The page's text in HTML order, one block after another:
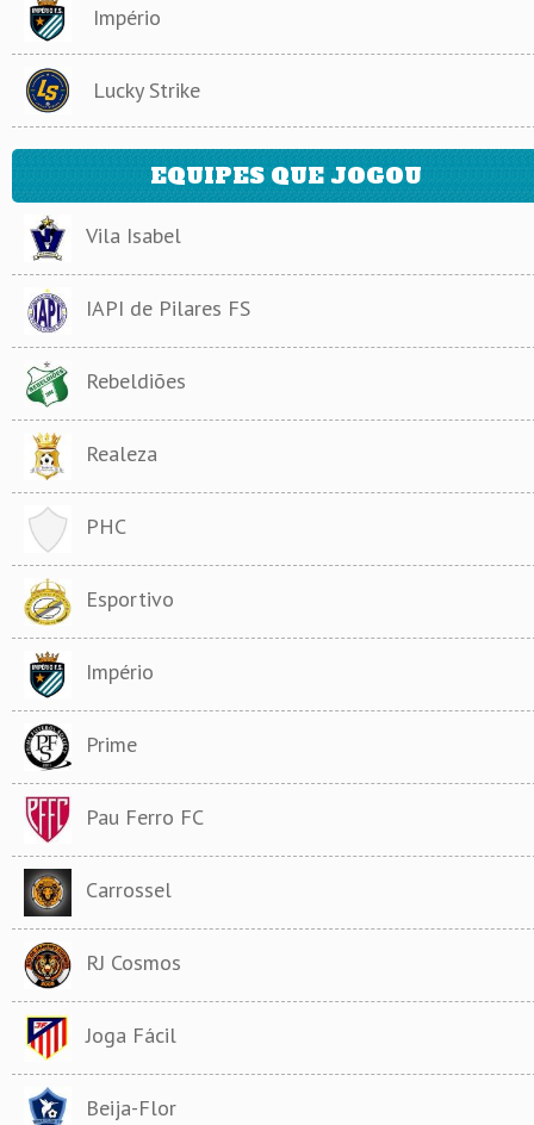
Império
Lucky Strike
EQUIPES QUE JOGOU
Vila Isabel
IAPI de Pilares FS
Rebeldiões
Realeza
PHC
Esportivo
Império
Prime
Pau Ferro FC
Carrossel
RJ Cosmos
Joga Fácil
Beija-Flor